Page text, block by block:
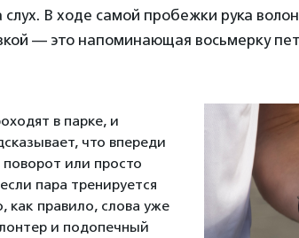
В ходе самой пробежки рука
— это напоминающая восьмерку
в парке, и
что впереди
поворот или просто
пара тренируется
как правило, слова уже
и подопечный